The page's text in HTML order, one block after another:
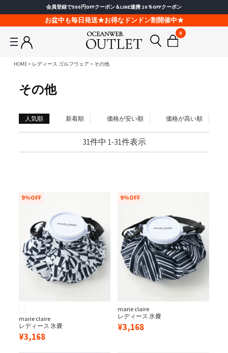
会員登録で500円OFFクーポン＆LINE連携 10％OFFクーポン
お盆中も毎日発送★お得なドンドン割開催中★
0
HOME レディース ゴルフウェア その他
その他
人気順 新着順 価格が安い順 価格が高い順
31件中 1-31件表示
marie claire
レディース 氷嚢
9%OFF
¥3,168
marie claire
レディース 氷嚢
9%OFF
¥3,168